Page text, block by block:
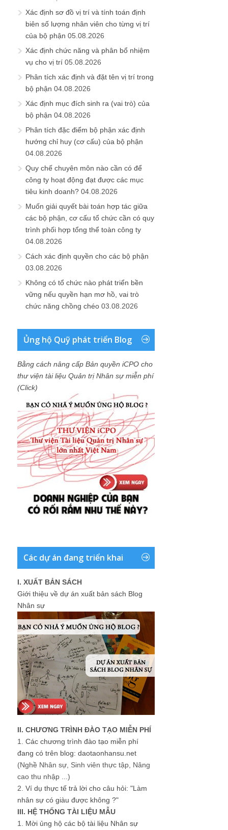
Xác định sơ đồ vị trí và tính toán định
biên số lượng nhân viên cho từng vị trí
của bộ phận 05.08.2026
Xác định chức năng và phân bổ nhiệm
vụ cho vị trí 05.08.2026
Phân tích xác định và đặt tên vị trí trong
bộ phận 04.08.2026
Xác định mục đích sinh ra (vai trò) của
bộ phận 04.08.2026
Phân tích đặc điểm bộ phận xác định
hướng chỉ huy (cơ cấu) của bộ phận
04.08.2026
Quy chế chuyên môn nào cần có để
công ty hoạt động đạt được các mục
tiêu kinh doanh? 04.08.2026
Muốn giải quyết bài toán hợp tác giữa
các bộ phận, cơ cấu tổ chức cần có quy
trình phối hợp tổng thể toàn công ty
04.08.2026
Cách xác định quyền cho các bộ phận
03.08.2026
Không có tổ chức nào phát triển bền
vững nếu quyền hạn mơ hồ, vai trò
chức năng chồng chéo 03.08.2026
Ủng hộ Quỹ phát triển Blog
Bằng cách nâng cấp Bản quyền iCPO cho
thư viện tài liệu Quản trị Nhân sự miễn phí
(Click)
Các dự án đang triển khai
I. XUẤT BẢN SÁCH
Giới thiệu về dự án xuất bản sách Blog
Nhân sự
II. CHƯƠNG TRÌNH ĐÀO TẠO MIỄN PHÍ
1. Các chương trình đào tạo miễn phí
đang có trên blog: daotaonhansu.net
(Nghề Nhân sự, Sinh viên thực tập, Nâng
cao thu nhập ...)
2. Ví dụ thực tế trả lời cho câu hỏi: "Làm
nhân sự có giàu được không ?"
III. HỆ THỐNG TÀI LIỆU MẪU
1. Mời ủng hộ các bộ tài liệu Nhân sự